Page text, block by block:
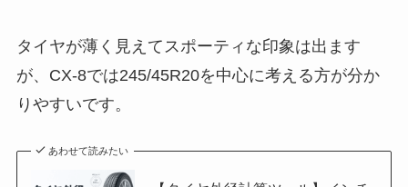
タイヤが薄く見えてスポーティな印象は出ます
が、CX-8では245/45R20を中心に考える方が分か
りやすいです。
あわせて読みたい